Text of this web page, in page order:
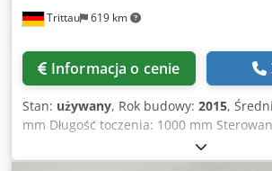
Trittau 619 km
Informacja o cenie
Stan: używany, Rok budowy: 2015,
mm Długość toczenia: 1000 mm
Maks. prędkość obrotowa: 5 000 min⁻¹
wrzeciono główne: 15 kW Maks.